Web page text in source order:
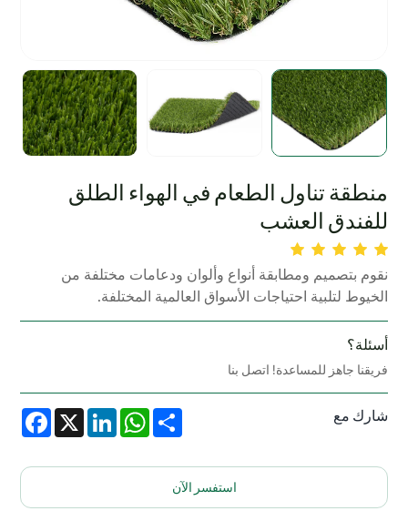
منطقة تناول الطعام في الهواء الطلق
للفندق العشب
نقوم بتصميم ومطابقة أنواع وألوان ودعامات مختلفة من
الخيوط لتلبية احتياجات الأسواق العالمية المختلفة.
أسئلة؟
فريقنا جاهز للمساعدة! اتصل بنا
شارك مع X
LinkedIn
WhatsAppShare
استفسر الآن